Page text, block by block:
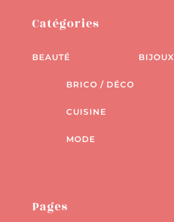
Catégories
BEAUTÉ BIJOUX
BRICO / DÉCO
CUISINE
MODE
Pages